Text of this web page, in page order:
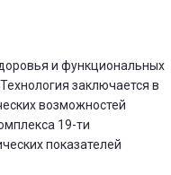
и функциональных
заключается в
возможностей
19-ти
показателей